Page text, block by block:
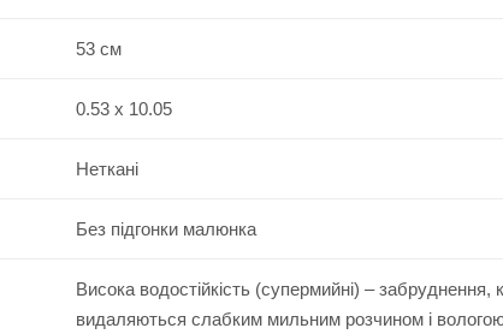
53 см
0.53 x 10.05
Неткані
Без підгонки малюнка
Висока водостійкість (супермийні) – забруднення,
видаляються слабким мильним розчином і